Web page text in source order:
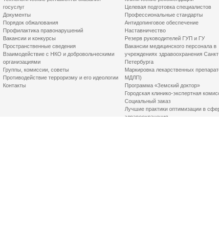
госуслуг
Документы
Порядок обжалования
Профилактика правонарушений
Вакансии и конкурсы
Пространственные сведения
Взаимодействие с НКО и добровольческими
организациями
Группы, комиссии, советы
Противодействие терроризму и его идеологии
Контакты
Целевая подготовка специалистов
Профессиональные стандарты
Антидопинговое обеспечение
Наставничество
Резерв руководителей ГУП и ГУ
Вакансии медицинского персонала в
учреждениях здравоохранения
Петербурга
Маркировка лекарственных
МДЛП)
Программа «Земский доктор»
Городская клинико-экспертная
Социальный заказ
Лучшие практики оптимизации в
здравоохранения